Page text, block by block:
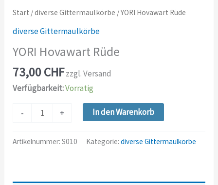
Start /diverse Gittermaulkörbe / YORI Hovawart Rüde
diverse Gittermaulkörbe
YORI Hovawart Rüde
73,00CHFzzgl. Versand
Verfügbarkeit:Vorrätig
-
Rüde
+ In den Warenkorb
Artikelnummer:S010 Kategorie:diverse Gittermaulkörbe